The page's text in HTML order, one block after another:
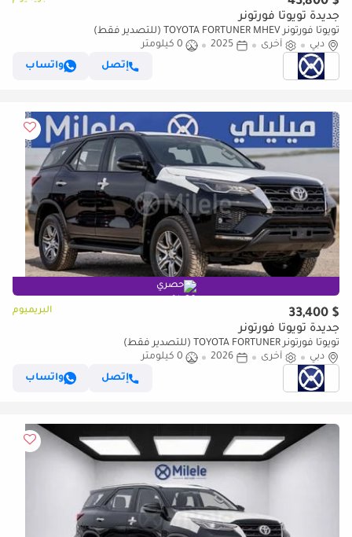
جديدة تويوتا فورتونر
تويوتا فورتونر TOYOTA FORTUNER MHEV (للتصدير فقط)
دبي
أخرى 2025
0 كيلومتر
إتصل
واتساب
حصري
$ 33,400 البريميوم
جديدة تويوتا فورتونر
تويوتا فورتونر TOYOTA FORTUNER (للتصدير فقط)
دبي
أخرى 2026
0 كيلومتر
إتصل
واتساب